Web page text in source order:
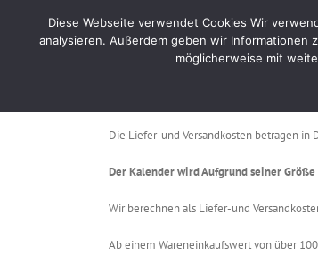
Versandarten
Die Liefer-und Versandkosten betragen in
Der Kalender wird Aufgrund seiner
Wir berechnen als Liefer-und
Ab einem Wareneinkaufswert von über
Diese Webseite verwendet Cookies Wir
analysieren. Außerdem geben wir Informationen
möglicherweise mit